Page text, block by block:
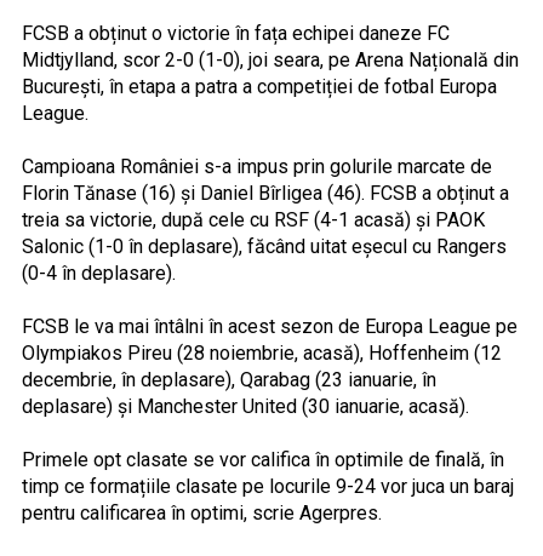
FCSB a obținut o victorie în fața echipei daneze FC
Midtjylland, scor 2-0 (1-0), joi seara, pe Arena Națională din
București, în etapa a patra a competiției de fotbal Europa
League.
Campioana României s-a impus prin golurile marcate de
Florin Tănase (16) și Daniel Bîrligea (46). FCSB a obținut a
treia sa victorie, după cele cu RSF (4-1 acasă) și PAOK
Salonic (1-0 în deplasare), făcând uitat eșecul cu Rangers
(0-4 în deplasare).
FCSB le va mai întâlni în acest sezon de Europa League pe
Olympiakos Pireu (28 noiembrie, acasă), Hoffenheim (12
decembrie, în deplasare), Qarabag (23 ianuarie, în
deplasare) și Manchester United (30 ianuarie, acasă).
Primele opt clasate se vor califica în optimile de finală, în
timp ce formațiile clasate pe locurile 9-24 vor juca un baraj
pentru calificarea în optimi, scrie Agerpres.